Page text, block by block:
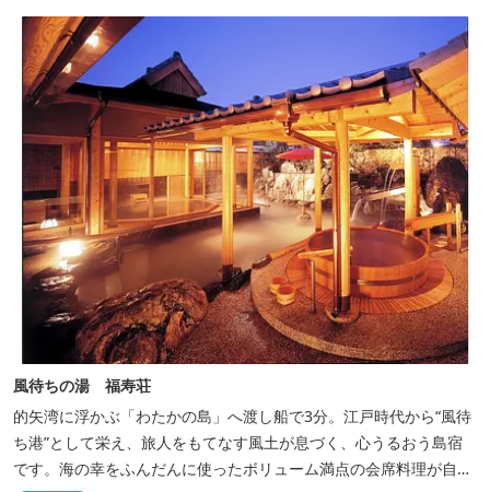
間。夏場でもエアコン完備で快適にお過ごしいただけます。甲板の
上に寝転んで夜空を見上げれば...
風待ちの湯 福寿荘
的矢湾に浮かぶ「わたかの島」へ渡し船で3分。江戸時代から“風待
ち港”として栄え、旅人をもてなす風土が息づく、心うるおう島宿
です。海の幸をふんだんに使ったボリューム満点の会席料理が自